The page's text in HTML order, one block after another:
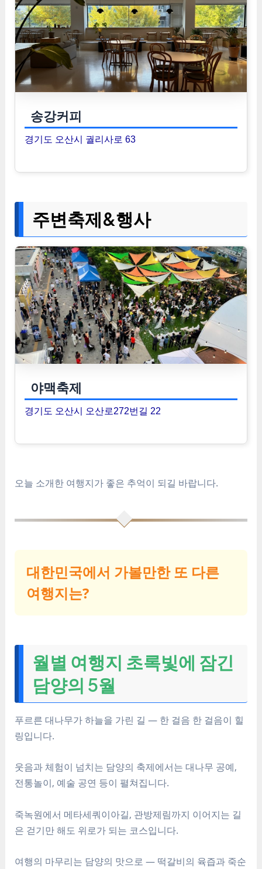
송강커피
경기도 오산시 궐리사로 63
주변축제&행사
야맥축제
경기도 오산시 오산로272번길 22
오늘 소개한 여행지가 좋은 추억이 되길 바랍니다.
대한민국에서 가볼만한 또 다른
여행지는?
월별 여행지 초록빛에 잠긴
담양의 5월
푸르른 대나무가 하늘을 가린 길 — 한 걸음 한 걸음이 힐
링입니다.
웃음과 체험이 넘치는 담양의 축제에서는 대나무 공예,
전통놀이, 예술 공연 등이 펼쳐집니다.
죽녹원에서 메타세쿼이아길, 관방제림까지 이어지는 길
은 걷기만 해도 위로가 되는 코스입니다.
여행의 마무리는 담양의 맛으로 — 떡갈비의 육즙과 죽순